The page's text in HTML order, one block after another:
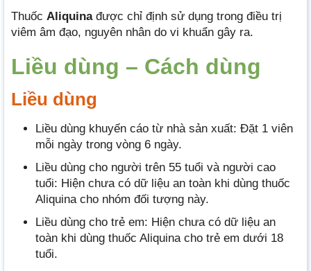
Thuốc Aliquinađược chỉ định sử dụng trong điều trị
viêm âm đạo, nguyên nhân do vi khuẩn gây ra.
Liều dùng – Cách dùng
Liều dùng
Liều dùng khuyến cáo từ nhà sản xuất: Đặt 1 viên
mỗi ngày trong vòng 6 ngày.
Liều dùng cho người trên 55 tuổi và người cao
tuổi: Hiện chưa có dữ liệu an toàn khi dùng thuốc
Aliquina cho nhóm đối tượng này.
Liều dùng cho trẻ em: Hiện chưa có dữ liệu an
toàn khi dùng thuốc Aliquina cho trẻ em dưới 18
tuổi.